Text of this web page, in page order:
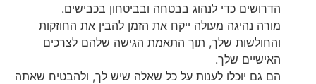
הדרושים כדי לנהוג בבטחה ובביטחון בכבישים.
מורה נהיגה מעולה ייקח את הזמן להבין את החוזקות
והחולשות שלך, תוך התאמת הגישה שלהם לצרכים
האישיים שלך.
הם גם יוכלו לענות על כל שאלה שיש לך, ולהבטיח שאתה